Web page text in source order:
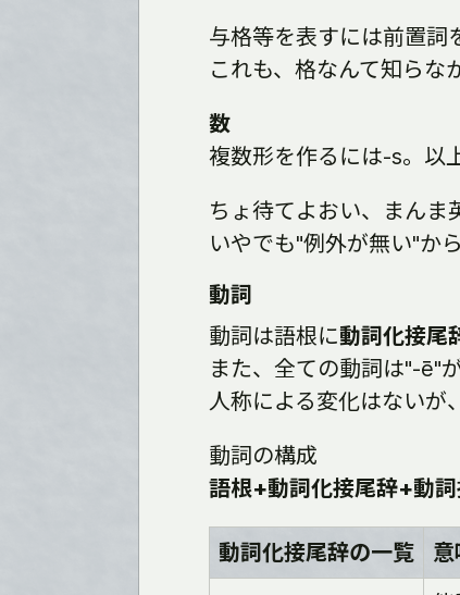
与格等を表すには前置詞
これも、格なんて知ら
数
複数形を作るには-s。以
ちょ待てよおい、まんま
いやでも"例外が無い"か
動詞
動詞は語根に動詞化接尾
また、全ての動詞は"-ē"が
人称による変化はないが
動詞の構成
語根+動詞化接尾辞+動
動詞化接尾辞の一覧
意